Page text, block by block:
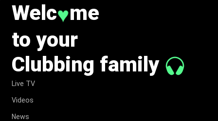
Welc♥me
to your
Clubbing family
Live TV
Videos
News